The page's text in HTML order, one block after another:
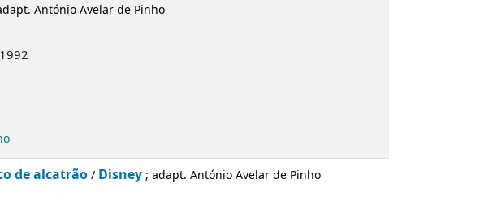
de Pinho
/Disney; adapt. António Avelar de Pinho